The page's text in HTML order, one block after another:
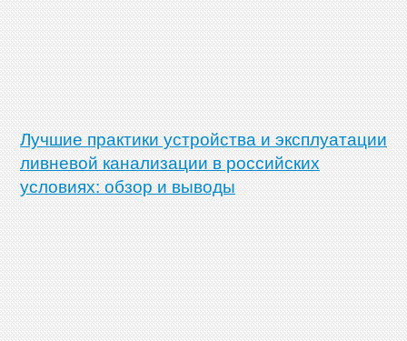
Лучшие практики устройства и эксплуатации
ливневой канализации в российских
условиях: обзор и выводы